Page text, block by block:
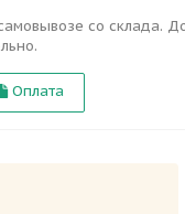
со склада.
Оплата